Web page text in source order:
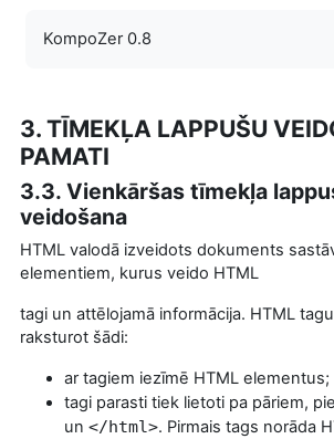
KompoZer 0.8
3. TĪMEKĻA LAPPUŠU
PAMATI
3.3. Vienkāršas tīmekļa
veidošana
HTML valodā izveidots dokuments
elementiem, kurus veido HTML
tagi un attēlojamā informācija. HTML
raksturot šādi:
ar tagiem iezīmē HTML elementus;
tagi parasti tiek lietoti pa pāriem,
un </html>. Pirmais tags norāda